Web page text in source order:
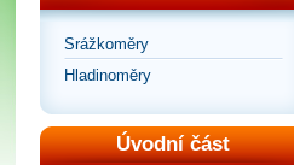
Srážkoměry
Hladinoměry
Úvodní část